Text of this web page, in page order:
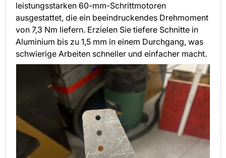
leistungsstarken 60-mm-Schrittmotoren
ausgestattet, die ein beeindruckendes Drehmoment
von 7,3 Nm liefern. Erzielen Sie tiefere Schnitte in
Aluminium bis zu 1,5 mm in einem Durchgang, was
schwierige Arbeiten schneller und einfacher macht.